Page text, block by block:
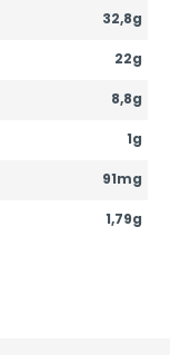
32,8g
22g
8,8g
1g
91mg
1,79g